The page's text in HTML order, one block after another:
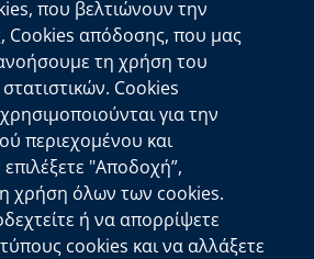
Κρήτης
71202 Ηράκλειο
μας
Ιστότοπου
που βελτιώνουν την
Cookies απόδοσης, που μας
τη χρήση του
Cookies
για την
περιεχομένου και
"Αποδοχή”,
χρήση όλων των cookies.
ή να απορρίψετε
cookies και να αλλάξετε